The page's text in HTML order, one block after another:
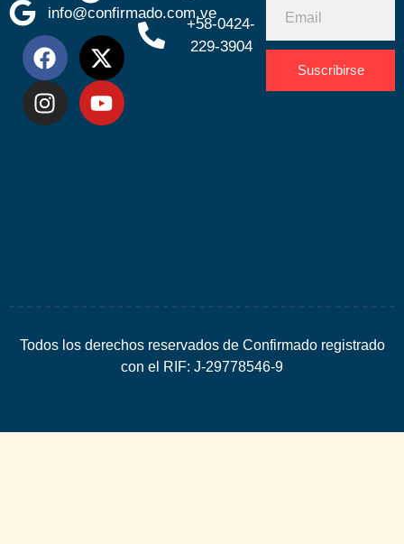
info@confirmado.com.ve
+58-0424-
229-3904
Suscribirse
Todos los derechos reservados de Confirmado registrado
con el RIF: J-29778546-9